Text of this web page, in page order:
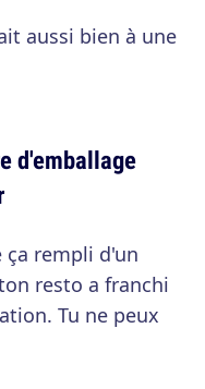
aussi bien à une
d'emballage
rempli d'un
resto a franchi
Tu ne peux